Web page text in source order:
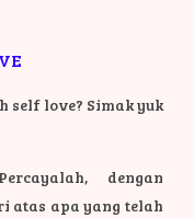
self love? Simak yuk
dengan
atas apa yang telah